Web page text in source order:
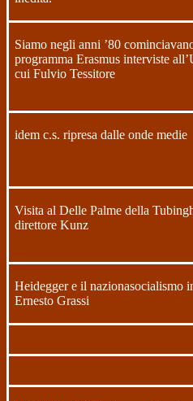
Siamo negli anni ’80
programma Erasmus interviste
cui Fulvio Tessitore
idem c.s. ripresa dalle onde medie
Visita al Delle Palme della
direttore Kunz
Heidegger e il nazionasocialismo
Ernesto Grassi